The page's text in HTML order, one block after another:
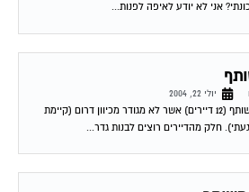
אני לא יודע לאיפה לפנות...
יולי 22, 2004
מזה כ-10 שנים אני גר בבית משותף (12 דיירים) אשר לא מגודר מכיוון דרום (קיימת
חלק מהדיירים רוצים לבנות גדר...